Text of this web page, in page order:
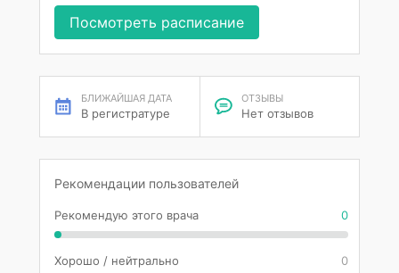
Посмотреть расписание
БЛИЖАЙШАЯ ДАТА
В регистратуре
ОТЗЫВЫ
Нет отзывов
Рекомендации пользователей
Рекомендую этого врача 0
Хорошо / нейтрально 0